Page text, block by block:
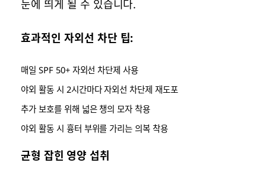
눈에 띄게 될 수 있습니다.
효과적인 자외선 차단 팁:
매일 SPF 50+ 자외선 차단제 사용
야외 활동 시 2시간마다 자외선 차단제 재도포
추가 보호를 위해 넓은 챙의 모자 착용
야외 활동 시 흉터 부위를 가리는 의복 착용
균형 잡힌 영양 섭취